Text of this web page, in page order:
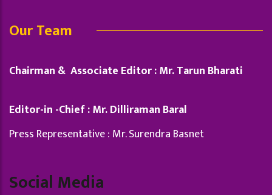
Our Team
Chairman & Associate Editor : Mr. Tarun Bharati
Editor-in -Chief : Mr. Dilliraman Baral
Press Representative : Mr. Surendra Basnet
Social Media